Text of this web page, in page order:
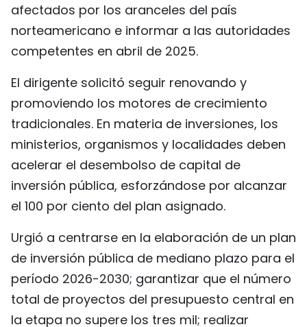
afectados por los aranceles del país
norteamericano e informar a las autoridades
competentes en abril de 2025.
El dirigente solicitó seguir renovando y
promoviendo los motores de crecimiento
tradicionales. En materia de inversiones, los
ministerios, organismos y localidades deben
acelerar el desembolso de capital de
inversión pública, esforzándose por alcanzar
el 100 por ciento del plan asignado.
Urgió a centrarse en la elaboración de un plan
de inversión pública de mediano plazo para el
período 2026-2030; garantizar que el número
total de proyectos del presupuesto central en
la etapa no supere los tres mil; realizar